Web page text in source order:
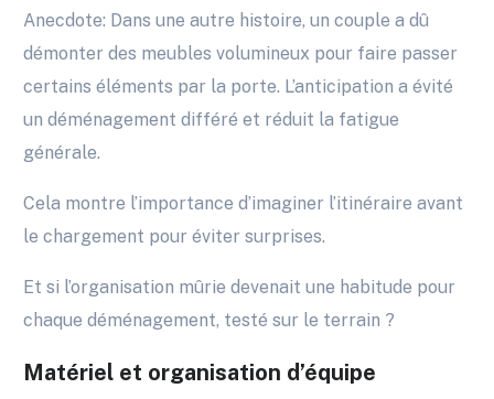
Anecdote: Dans une autre histoire, un couple a dû
démonter des meubles volumineux pour faire passer
certains éléments par la porte. L’anticipation a évité
un déménagement différé et réduit la fatigue
générale.
Cela montre l’importance d’imaginer l’itinéraire avant
le chargement pour éviter surprises.
Et si l’organisation mûrie devenait une habitude pour
chaque déménagement, testé sur le terrain ?
Matériel et organisation d’équipe